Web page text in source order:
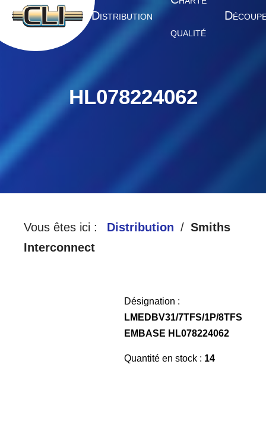
A CCUEIL DISTRIBUTION
QUALITÉ
D
HL078224062
Vous êtes ici : Distribution
Smiths
Interconnect
Désignation :
LMEDBV31/7TFS/1P/8TFS
EMBASE HL078224062
Quantité en stock : 14